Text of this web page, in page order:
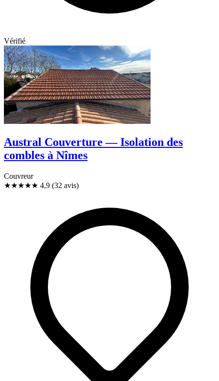
Vérifié
Austral Couverture — Isolation des
combles à Nîmes
Couvreur
★★★★★ 4,9 (32 avis)